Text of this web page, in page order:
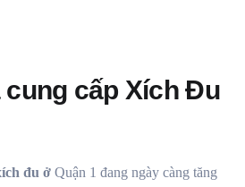
cung cấp Xích Đu
đu ở Quận 1 đang ngày càng tăng